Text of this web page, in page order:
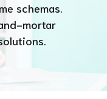
schemas.
mortar